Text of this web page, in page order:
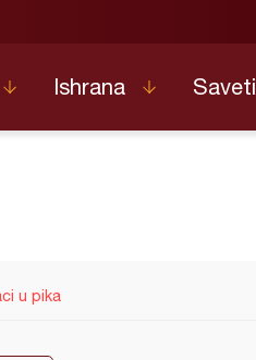
Ishrana Saveti
u pika